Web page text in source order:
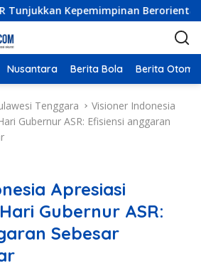
Kepemimpinan Berorientasi Hasil
Nusantara Berita Bola Berita
Tenggara
Visioner Indonesia
Gubernur ASR: Efisiensi anggaran
Apresiasi
Gubernur ASR:
Sebesar